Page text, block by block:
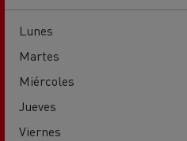
Lunes
Martes
Miércoles
Jueves
Viernes